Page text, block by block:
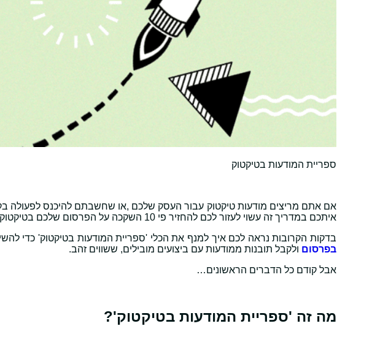
ספריית המודעות בטיקטוק
אם אתם מריצים מודעות טיקטוק עבור העסק שלכם ,או שחשבתם להיכנס לפעולה
איתכם במדריך זה עשוי לעזור לכם להחזיר פי 10 השקכה על הפרסום שלכם בטיקטוק!
בדקות הקרובות נראה לכם איך למנף את הכלי 'ספריית המודעות בטיקטוק' כדי
בפרסום ולקבל תובנות ממודעות עם ביצועים מובילים, ששווים זהב.
אבל קודם כל הדברים הראשונים…
מה זה 'ספריית המודעות בטיקטוק'?